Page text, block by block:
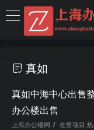
真如
真如中海中心出售
办公楼出售
上海办公楼网 / 在售项目